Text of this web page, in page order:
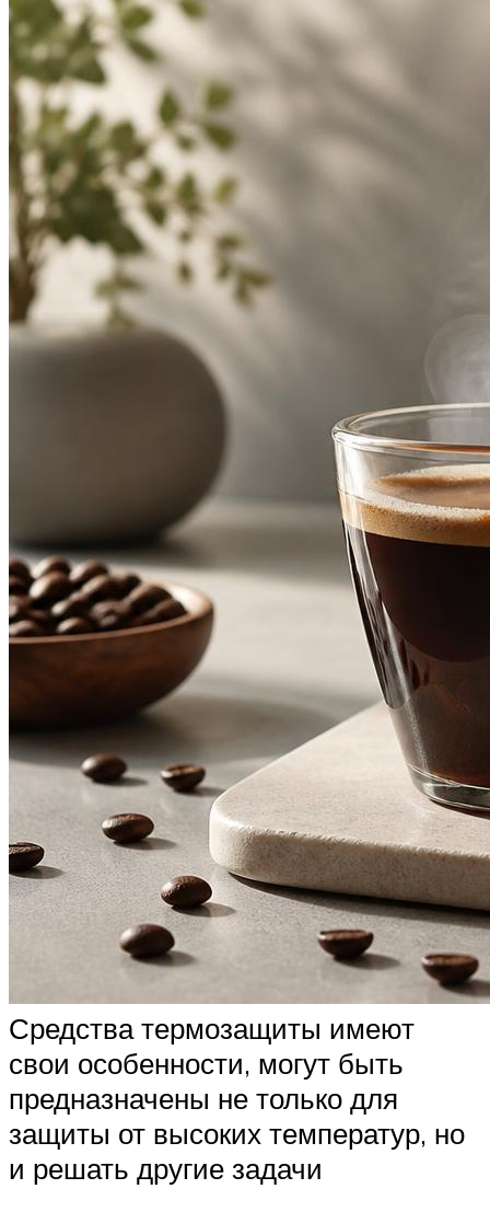
Средства термозащиты имеют
свои особенности, могут быть
предназначены не только для
защиты от высоких температур, но
и решать другие задачи